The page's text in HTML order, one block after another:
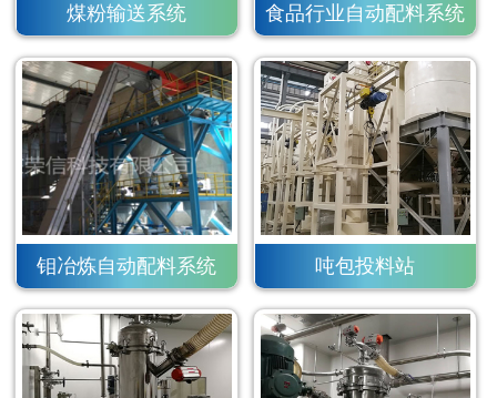
煤粉输送系统 食品行业自动配料系统
钼冶炼自动配料系统 吨包投料站